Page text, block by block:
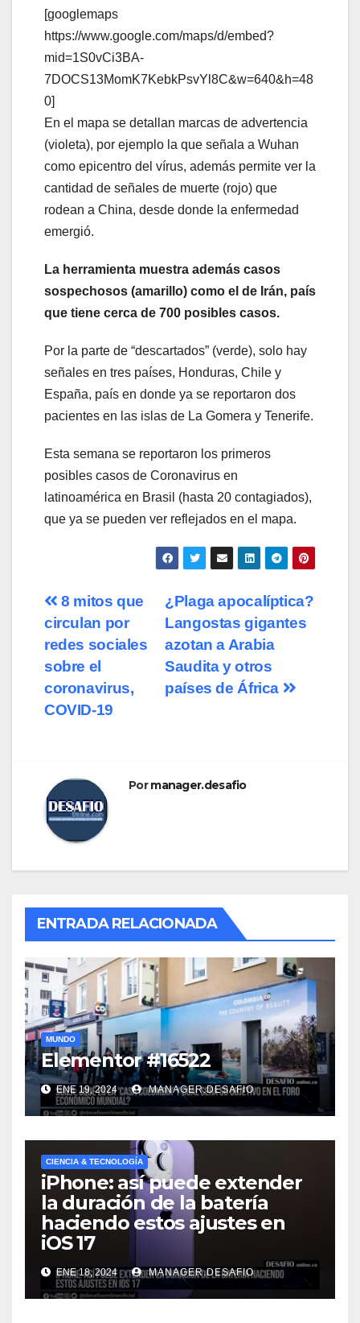
[googlemaps
https://www.google.com/maps/d/embed?
mid=1S0vCi3BA-
7DOCS13MomK7KebkPsvYl8C&w=640&h=48
0]
En el mapa se detallan marcas de advertencia
(violeta), por ejemplo la que señala a Wuhan
como epicentro del vírus, además permite ver la
cantidad de señales de muerte (rojo) que
rodean a China, desde donde la enfermedad
emergió.
La herramienta muestra además casos
sospechosos (amarillo) como el de Irán, país
que tiene cerca de 700 posibles casos.
Por la parte de “descartados” (verde), solo hay
señales en tres países, Honduras, Chile y
España, país en donde ya se reportaron dos
pacientes en las islas de La Gomera y Tenerife.
Esta semana se reportaron los primeros
posibles casos de Coronavirus en
latinoamérica en Brasil (hasta 20 contagiados),
que ya se pueden ver reflejados en el mapa.
Navegación
de
entradas
¿Plaga apocalíptica?
Langostas gigantes
azotan a Arabia
Saudita y otros
países de África
8 mitos que
circulan por
redes sociales
sobre el
coronavirus,
COVID-19
Pormanager.desafio
ENTRADA RELACIONADA
MUNDO
Elementor #16522
ENE 19, 2024 MANAGER.DESAFIO
CIENCIA & TECNOLOGÍA
iPhone: así puede extender
la duración de la batería
haciendo estos ajustes en
iOS 17
ENE 18, 2024 MANAGER.DESAFIO